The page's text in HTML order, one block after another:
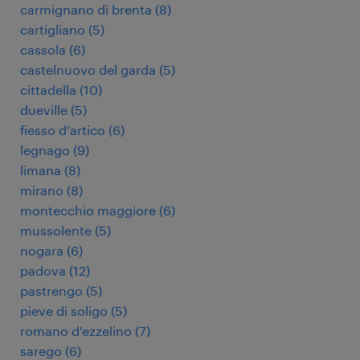
carmignano di brenta (8)
cartigliano (5)
cassola (6)
castelnuovo del garda (5)
cittadella (10)
dueville (5)
fiesso d'artico (6)
legnago (9)
limana (8)
mirano (8)
montecchio maggiore (6)
mussolente (5)
nogara (6)
padova (12)
pastrengo (5)
pieve di soligo (5)
romano d'ezzelino (7)
sarego (6)